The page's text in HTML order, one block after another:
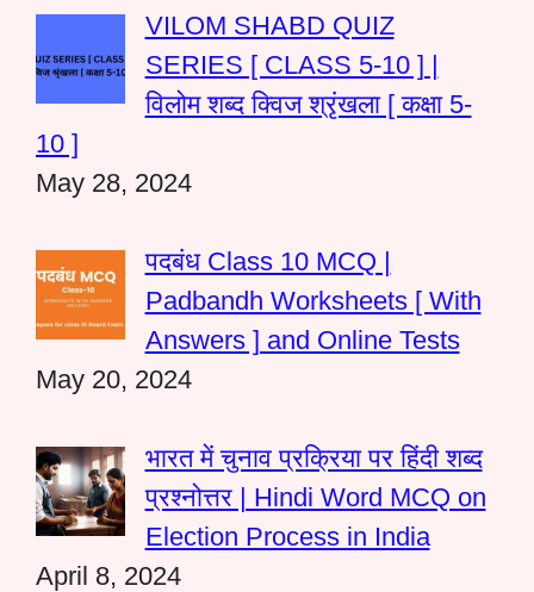
VILOM SHABD QUIZ
SERIES [ CLASS 5-10 ] |
विलोम शब्द क्विज श्रृंखला [ कक्षा 5-
10 ]
May 28, 2024
पदबंध Class 10 MCQ |
Padbandh Worksheets [ With
Answers ] and Online Tests
May 20, 2024
भारत में चुनाव प्रक्रिया पर हिंदी शब्द
प्रश्नोत्तर | Hindi Word MCQ on
Election Process in India
April 8, 2024